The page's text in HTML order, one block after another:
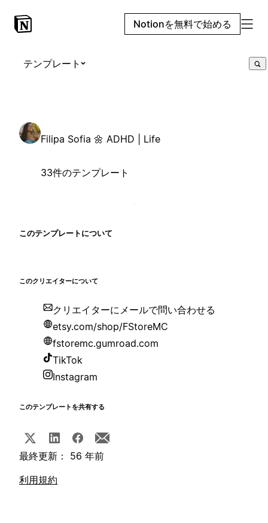
Notionを無料で始める
テンプレート
Filipa Sofia 🌼 ADHD | Life
33件のテンプレート
このテンプレートについて
このクリエイターについて
クリエイターにメールで問い合わせる
etsy.com/shop/FStoreMC
fstoremc.gumroad.com
TikTok
Instagram
このテンプレートを共有する
最終更新： 56 年前
利用規約